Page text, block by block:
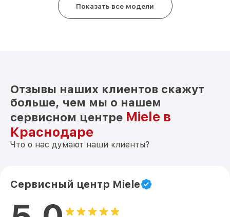
Показать все модели
Отзывы наших клиентов скажут
больше, чем мы о нашем
сервисном центре Miele в
Краснодаре
Что о нас думают наши клиенты?
Сервисный центр Miele